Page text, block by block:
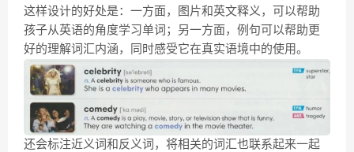
这样设计的好处是：一方面，图片和英文释义，可以帮助
孩子从英语的角度学习单词；另一方面，例句可以帮助更
好的理解词汇内涵，同时感受它在真实语境中的使用。
还会标注近义词和反义词，将相关的词汇也联系起来一起